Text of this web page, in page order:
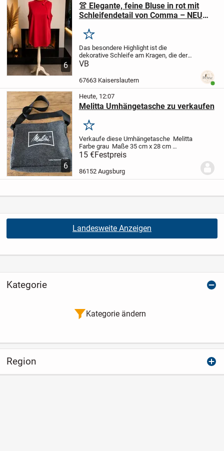
6
👚 Elegante, feine Bluse in rot mit
Schleifendetail von Comma – NEU
Merken
Das besondere Highlight ist die
dekorative Schleife am Kragen, die der
Bluse eine stilvolle und feminine
Farbe macht sie zu einem echten
VB
67663 Kaiserslautern
6
Heute, 12:07
Melitta Umhängetasche zu verkaufen
Merken
Verkaufe diese Umhängetasche Melitta
Farbe grau Maße 35 cm x 28 cm
NeuwertigPreis 15 €
Kein Versand
15 €Festpreis
86152 Augsburg
Landesweite Anzeigen
Kategorie
Kategorie ändern
Region